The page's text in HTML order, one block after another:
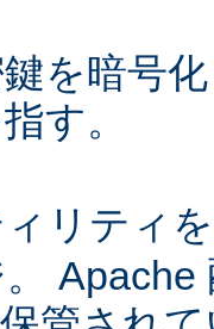
を暗号
す。
リティ
Apache